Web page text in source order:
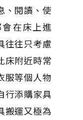
、閱讀、使
在床上進
往往只考慮
床附近時常
服等個人物
行添購家具
搬運又極為